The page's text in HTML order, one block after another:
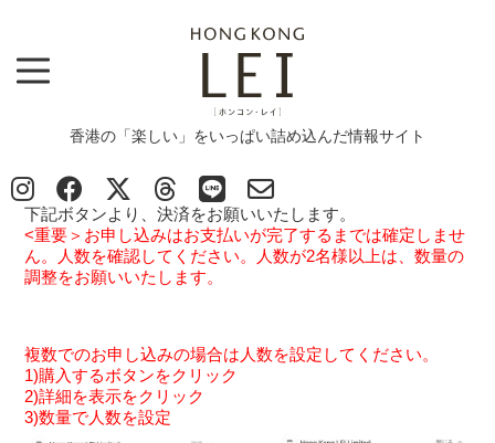
香港の「楽しい」をいっぱい詰め込んだ情報サイト
お支払い(誰もが持ってるREIKIを体感してみよう)
お支払い(誰もが持ってるREIKIを体感してみよう)
まだお申し込みは確定していません。
下記ボタンより、決済をお願いいたします。
<重要＞お申し込みはお支払いが完了するまでは確定しませ
ん。人数を確認してください。人数が2名様以上は、数量の
調整をお願いいたします。
複数でのお申し込みの場合は人数を設定してください。
1)購入するボタンをクリック
2)詳細を表示をクリック
3)数量で人数を設定